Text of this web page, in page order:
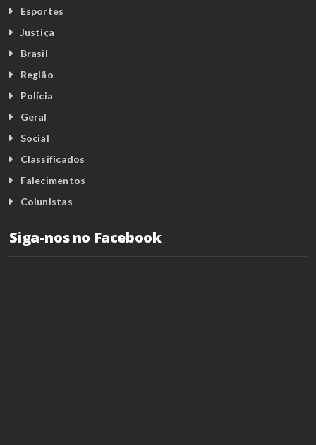
Esportes
Justiça
Brasil
Região
Polícia
Geral
Social
Classificados
Falecimentos
Colunistas
Siga-nos no Facebook